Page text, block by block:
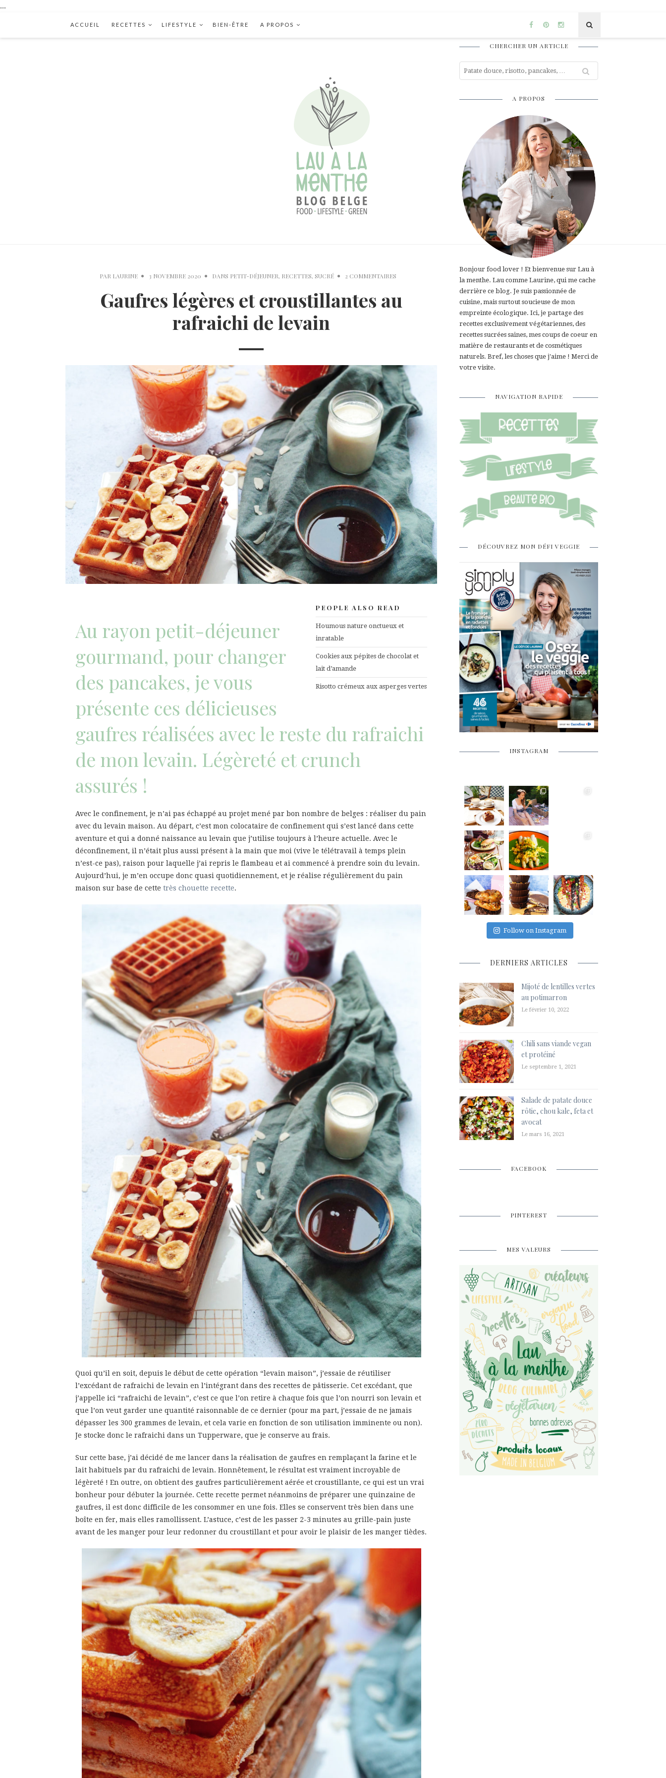
...
ACCUEIL RECETTES LIFESTYLE BIEN-ÊTRE A PROPOS
PAR LAURINE 3 NOVEMBRE 2020 DANS PETIT-DÉJEUNER, RECETTES, SUCRÉ 2 COMMENTAIRES
Gaufres légères et croustillantes au
rafraichi de levain
PEOPLE ALSO READ
Houmous nature onctueux et
inratable
Cookies aux pépites de chocolat et
lait d’amande
Risotto crémeux aux asperges vertes
Au rayon petit-déjeuner
gourmand, pour changer
des pancakes, je vous
présente ces délicieuses
gaufres réalisées avec le reste du rafraichi
de mon levain. Légèreté et crunch
assurés !
Avec le confinement, je n’ai pas échappé au projet mené par bon nombre de belges : réaliser du pain
avec du levain maison. Au départ, c’est mon colocataire de confinement qui s’est lancé dans cette
aventure et qui a donné naissance au levain que j’utilise toujours à l’heure actuelle. Avec le
déconfinement, il n’était plus aussi présent à la main que moi (vive le télétravail à temps plein
n’est-ce pas), raison pour laquelle j’ai repris le flambeau et ai commencé à prendre soin du levain.
Aujourd’hui, je m’en occupe donc quasi quotidiennement, et je réalise régulièrement du pain
maison sur base de cette très chouette recette.
Quoi qu’il en soit, depuis le début de cette opération “levain maison”, j’essaie de réutiliser
l’excédant de rafraichi de levain en l’intégrant dans des recettes de pâtisserie. Cet excédant, que
j’appelle ici “rafraichi de levain”, c’est ce que l’on retire à chaque fois que l’on nourri son levain et
que l’on veut garder une quantité raisonnable de ce dernier (pour ma part, j’essaie de ne jamais
dépasser les 300 grammes de levain, et cela varie en fonction de son utilisation imminente ou non).
Je stocke donc le rafraichi dans un Tupperware, que je conserve au frais.
Sur cette base, j’ai décidé de me lancer dans la réalisation de gaufres en remplaçant la farine et le
lait habituels par du rafraichi de levain. Honnêtement, le résultat est vraiment incroyable de
légèreté ! En outre, on obtient des gaufres particulièrement aérée et croustillante, ce qui est un vrai
bonheur pour débuter la journée. Cette recette permet néanmoins de préparer une quinzaine de
gaufres, il est donc difficile de les consommer en une fois. Elles se conservent très bien dans une
boîte en fer, mais elles ramollissent. L’astuce, c’est de les passer 2-3 minutes au grille-pain juste
avant de les manger pour leur redonner du croustillant et pour avoir le plaisir de les manger tièdes.
CHERCHER UN ARTICLE
A PROPOS
Bonjour food lover ! Et bienvenue sur Lau à
la menthe. Lau comme Laurine, qui me cache
derrière ce blog. Je suis passionnée de
cuisine, mais surtout soucieuse de mon
empreinte écologique. Ici, je partage des
recettes exclusivement végétariennes, des
recettes sucrées saines, mes coups de coeur en
matière de restaurants et de cosmétiques
naturels. Bref, les choses que j'aime ! Merci de
votre visite.
NAVIGATION RAPIDE
DÉCOUVREZ MON DÉFI VEGGIE
INSTAGRAM
Follow on Instagram
DERNIERS ARTICLES
Mijoté de lentilles vertes
au potimarron
Le février 10, 2022
Chili sans viande vegan
et protéiné
Le septembre 1, 2021
Salade de patate douce
rôtie, chou kale, feta et
avocat
Le mars 16, 2021
FACEBOOK
PINTEREST
MES VALEURS